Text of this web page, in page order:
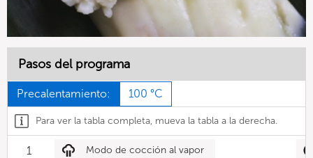
Pasos del programa
Precalentamiento: 100 °C
Para ver la tabla completa, mueva la tabla a la derecha.
1 Modo de cocción al vapor